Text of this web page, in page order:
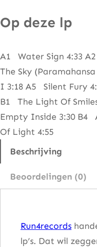
r
g
h
t
–
T
h
L
Op deze lp
A1 Water Sign 4:33
The Sky
I 3:18 A5 Silent Fury
B1 The Light Of
Empty Inside 3:30 B4
Of Light 4:55
Beschrijving
Beoordelingen (0)
Run4records
lp’s. Dat wil